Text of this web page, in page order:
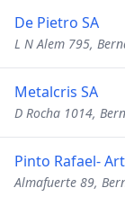
De Pietro SA
L N Alem 795,
Metalcris SA
D Rocha 1014,
Pinto Rafael-
Almafuerte 89,